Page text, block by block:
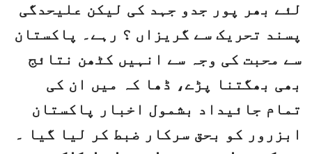
لئے بھر پور جدو جہد کی لیکن علیحدگی
پسند تحریک سے گریزاں ؟ رہے۔ پاکستان
سے محبت کی وجہ سے انہیں کٹھن نتائج
بھی بھگتنا پڑے، ڈھا کہ میں ان کی
تمام جائیداد بشمول اخبار پاکستان
ابزرور کو بحق سرکار ضبط کر لیا گیا ۔